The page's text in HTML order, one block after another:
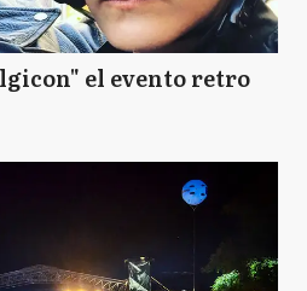
el evento retro